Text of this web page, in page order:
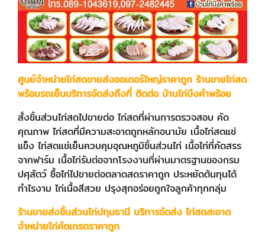
ศูนย์จำหน่ายไก่สดขายส่งออเดอร์ใหญ่ราคาถูก ร้านขายไก่สด
พร้อมรถเย็นบริการจัดส่งถึงที่ ติดต่อ บ้านไก่บึงคำพร้อย
สั่งชิ้นส่วนไก่สดไปขายต่อ ไก่สดที่ผ่านการตรวจสอบ คัด
คุณภาพ ไก่สดที่มีความสะอาดถูกหลักอนามัย เนื้อไก่สดแช่
แข็ง ไก่สดแช่เย็นควบคุมอุณหภูมิชิ้นส่วนไก่ เนื้อไก่ที่คัดสรร
จากฟาร์ม เนื้อไก่รับต่อจากโรงงานที่ผ่านมาตรฐานของกรม
ปศุสัตว์ ซื้อไก่ไปขายต่อตลาดสดราคาถูก ประหยัดต้นทุนได้
กำไรงาม ไก่เนื้อสีสวย ปรุงสุกอร่อยถูกใจลูกค้าทุกกลุ่ม
ร้านขายส่งชิ้นส่วนไก่ปทุมธานี บริการจัดส่ง ไก่สดสะอาด
จำหน่ายไก่คัดเกรดราคาถูก